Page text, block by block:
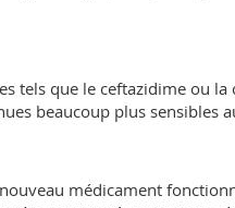
tels que le ceftazidime ou la
beaucoup plus sensibles
médicament